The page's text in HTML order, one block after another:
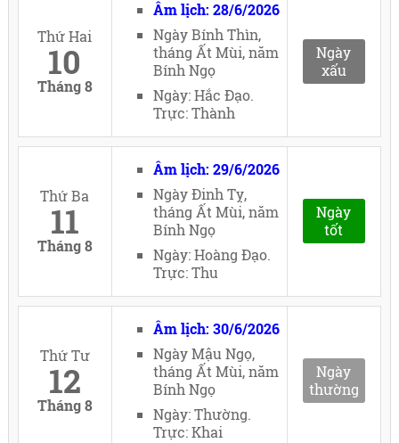
Thứ Hai
10
Tháng 8
Âm lịch: 28/6/2026
Ngày Bính Thìn,
tháng Ất Mùi, năm
Bính Ngọ
Ngày: Hắc Đạo.
Trực: Thành
Ngày
xấu
Thứ Ba
11
Tháng 8
Âm lịch: 29/6/2026
Ngày Đinh Tỵ,
tháng Ất Mùi, năm
Bính Ngọ
Ngày: Hoàng Đạo.
Trực: Thu
Ngày
tốt
Thứ Tư
12
Tháng 8
Âm lịch: 30/6/2026
Ngày Mậu Ngọ,
tháng Ất Mùi, năm
Bính Ngọ
Ngày: Thường.
Trực: Khai
Ngày
thường